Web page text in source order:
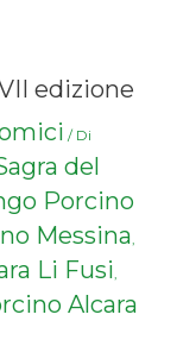
edizione
/ Di
del
Porcino
Messina,
Li Fusi,
Alcara